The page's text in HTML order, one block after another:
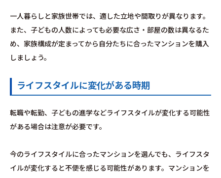
一人暮らしと家族世帯では、適した立地や間取りが異なります。
また、子どもの人数によっても必要な広さ・部屋の数は異なるた
め、家族構成が定まってから自分たちに合ったマンションを購入
しましょう。
ライフスタイルに変化がある時期
転職や転勤、子どもの進学などライフスタイルが変化する可能性
がある場合は注意が必要です。
今のライフスタイルに合ったマンションを選んでも、ライフスタ
イルが変化すると不便を感じる可能性があります。マンションを